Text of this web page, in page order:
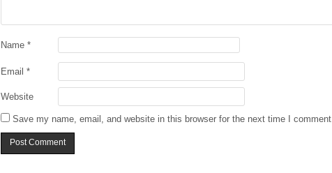
Name*
Email*
Website
Save my name, email, and website in this browser for the next time I comment.